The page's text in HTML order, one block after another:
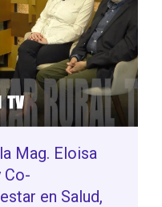
Mag. Eloisa
Co-
en Salud,